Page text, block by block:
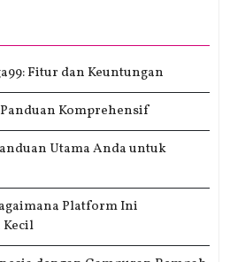
Fitur dan Keuntungan
Komprehensif
Utama Anda untuk
Platform Ini
Kecil